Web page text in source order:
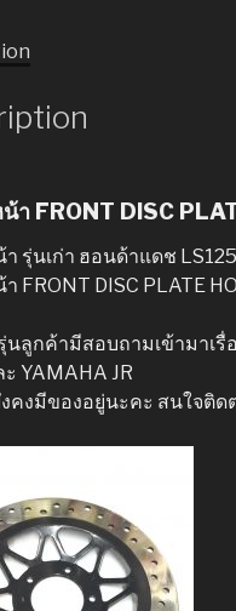
า FRONT DISC
รุ่นเก่า ฮอนด้าแดช
FRONT DISC PLATE
นลูกค้ามีสอบถามเข้ามาเรื่
ะ YAMAHA JR
คงมีของอยู่นะคะ สนใจติด